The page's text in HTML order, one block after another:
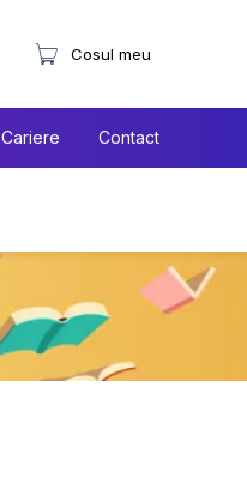
Cariere Contact
Cosul meu